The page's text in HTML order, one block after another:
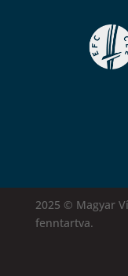
2025 © Magyar
fenntartva.